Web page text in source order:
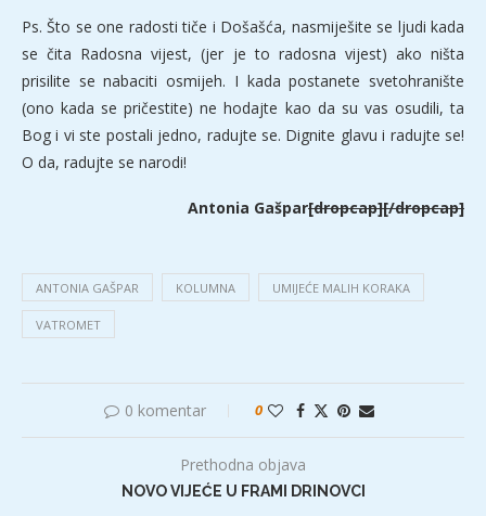
Ps. Što se one radosti tiče i Došašća, nasmiješite se ljudi kada
se čita Radosna vijest, (jer je to radosna vijest) ako ništa
prisilite se nabaciti osmijeh. I kada postanete svetohranište
(ono kada se pričestite) ne hodajte kao da su vas osudili, ta
Bog i vi ste postali jedno, radujte se. Dignite glavu i radujte se!
O da, radujte se narodi!
Antonia Gašpar[dropcap][/dropcap]
ANTONIA GAŠPAR KOLUMNA UMIJEĆE MALIH KORAKA
VATROMET
0 komentar 0
Prethodna objava
NOVO VIJEĆE U FRAMI DRINOVCI